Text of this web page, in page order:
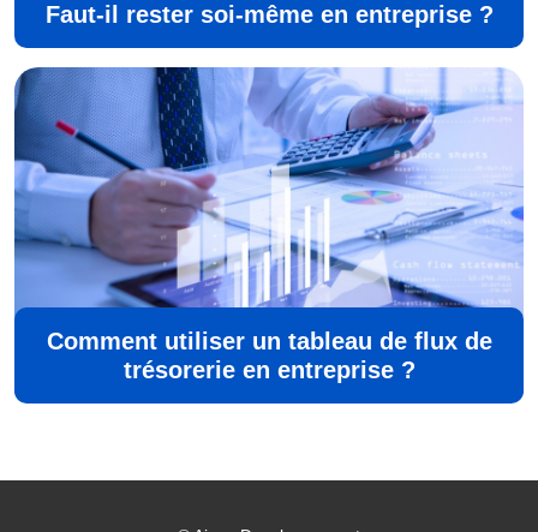
Faut-il rester soi-même en entreprise ?
Comment utiliser un tableau de flux de
trésorerie en entreprise ?